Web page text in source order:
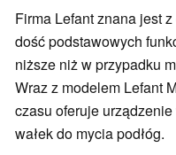
Firma Lefant znana jest
dość podstawowych
niższe niż w przypadku
Wraz z modelem Lefant
czasu oferuje
wałek do mycia podłóg.